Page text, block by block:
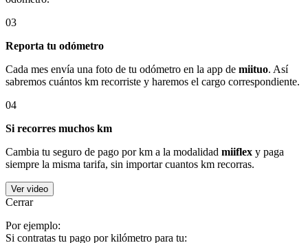
03
Reporta tu odómetro
Cada mes envía una foto de tu odómetro en la app de miituo. Así
sabremos cuántos km recorriste y haremos el cargo correspondiente.
04
Si recorres muchos km
Cambia tu seguro de pago por km a la modalidad miiflex y paga
siempre la misma tarifa, sin importar cuantos km recorras.
Ver video
Cerrar
Por ejemplo:
Si contratas tu pago por kilómetro para tu: